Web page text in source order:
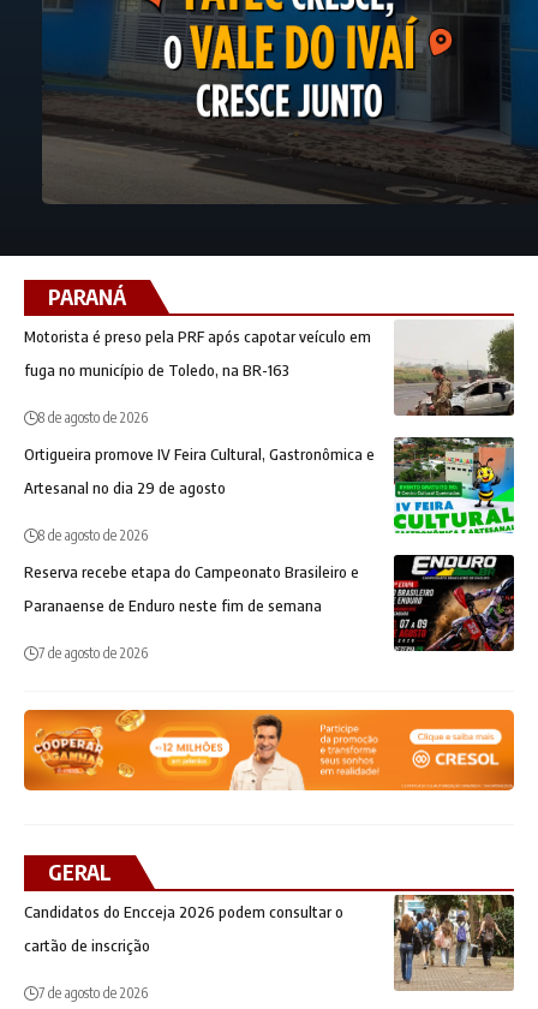
PARANÁ
Motorista é preso pela PRF após capotar veículo em
fuga no município de Toledo, na BR-163
8 de agosto de 2026
Ortigueira promove IV Feira Cultural, Gastronômica e
Artesanal no dia 29 de agosto
8 de agosto de 2026
Reserva recebe etapa do Campeonato Brasileiro e
Paranaense de Enduro neste fim de semana
7 de agosto de 2026
GERAL
Candidatos do Encceja 2026 podem consultar o
cartão de inscrição
7 de agosto de 2026